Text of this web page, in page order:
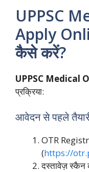
UPPSC
Apply
कैसे करें?
UPPSC Medical
प्रक्रिया:
आवेदन से पहले
OTR
(https://
दस्तावेज़ स्कैन